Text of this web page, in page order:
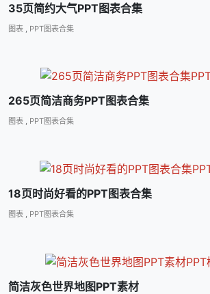
35页简约大气PPT图表合集
图表 PPT图表合集
265页简洁商务PPT图表合集
图表 , PPT图表合集
18页时尚好看的PPT图表合集
图表 , PPT图表合集
简洁灰色世界地图PPT素材